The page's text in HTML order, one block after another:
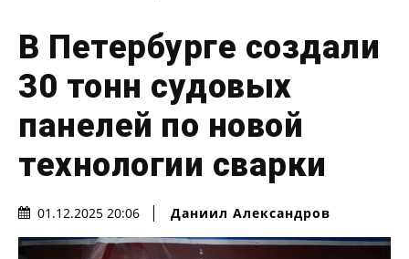
В Петербурге создали
30 тонн судовых
панелей по новой
технологии сварки
01.12.2025 20:06 Даниил Александров